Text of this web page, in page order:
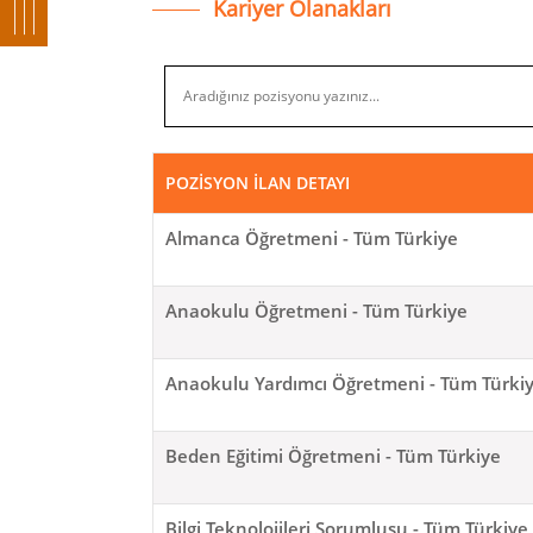
Kariyer Olanakları
POZİSYON İLAN DETAYI
Almanca Öğretmeni - Tüm Türkiye
Anaokulu Öğretmeni - Tüm Türkiye
Anaokulu Yardımcı Öğretmeni - Tüm
Beden Eğitimi Öğretmeni - Tüm Türkiye